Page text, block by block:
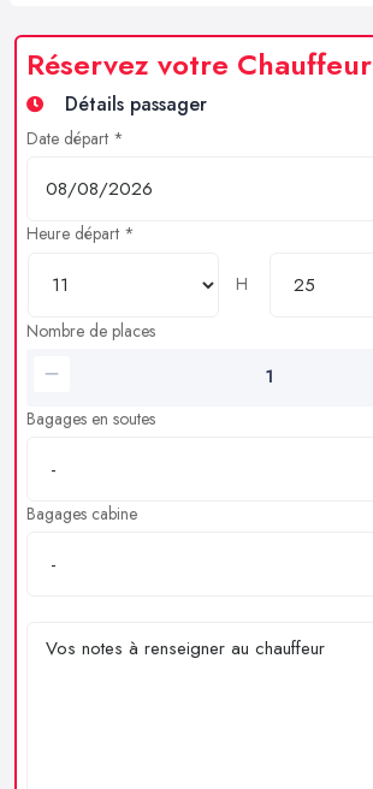
Réservez votre Chauffeur
Détails passager
Date départ *
Heure départ *
H
Nombre de places
Bagages en soutes
Bagages cabine